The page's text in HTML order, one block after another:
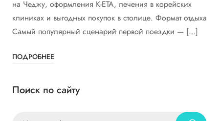
на Чеджу, оформления K-ETA, лечения в корейских
клиниках и выгодных покупок в столице. Формат отдыха
Самый популярный сценарий первой поездки — […]
ПОДРОБНЕЕ
Поиск по сайту